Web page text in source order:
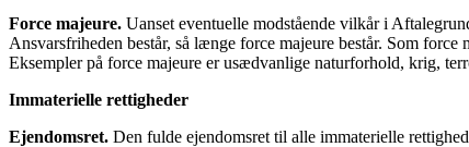
Force majeure. Uanset eventuelle modstående vilkår i
Ansvarsfriheden består, så længe force majeure består. Som
Eksempler på force majeure er usædvanlige naturforhold, krig,
Immaterielle rettigheder
Ejendomsret. Den fulde ejendomsret til alle immaterielle